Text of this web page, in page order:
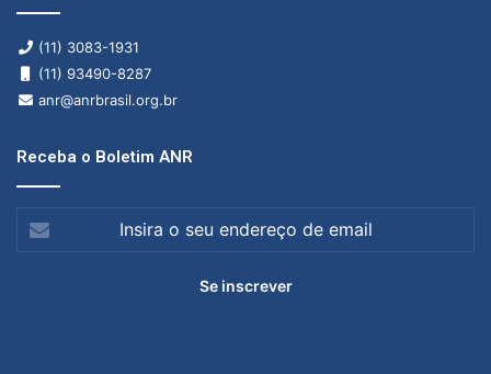
(11) 3083-1931
(11) 93490-8287
anr@anrbrasil.org.br
Receba o Boletim ANR
Insira